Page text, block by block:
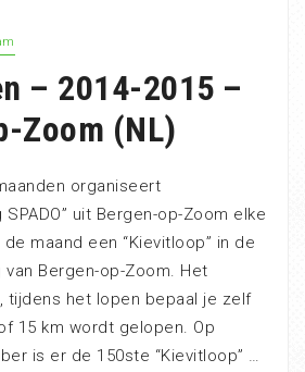
– 2014-2015 –
Zoom (NL)
organiseert
uit Bergen-op-Zoom elke
maand een “Kievitloop” in de
Bergen-op-Zoom. Het
tijdens het lopen bepaal je zelf
15 km wordt gelopen. Op
is er de 150ste “Kievitloop” …